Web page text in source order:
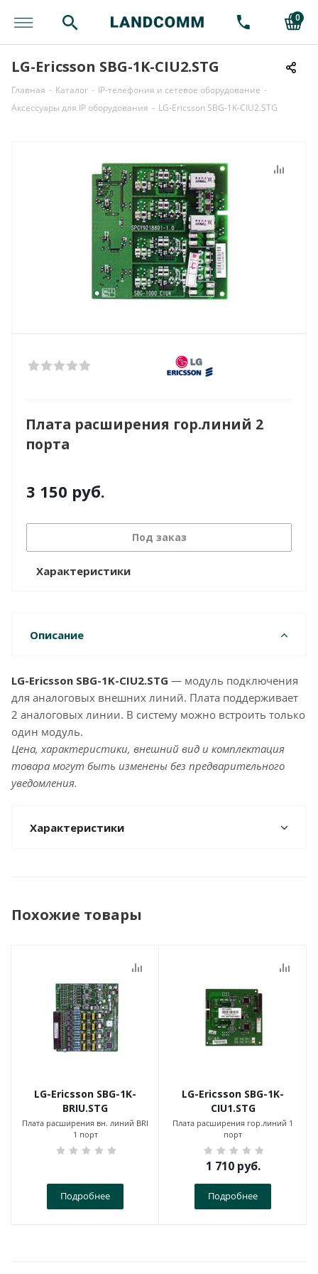
0
LG-Ericsson SBG-1K-CIU2.STG
Главная - Каталог - IP-телефония и сетевое оборудование -
Аксессуары для IP оборудования - LG-Ericsson SBG-1K-CIU2.STG
Плата расширения гор.линий 2
порта
3 150 руб.
Под заказ
Характеристики
Описание
LG-Ericsson SBG-1K-CIU2.STG — модуль подключения
для аналоговых внешних линий. Плата поддерживает
2 аналоговых линии. В систему можно встроить только
один модуль.
Цена, характеристики, внешний вид и комплектация
товара могут быть изменены без предварительного
уведомления.
Характеристики
Похожие товары
LG-Ericsson SBG-1K-
BRIU.STG
Плата расширения вн. линий BRI
1 порт
Подробнее
LG-Ericsson SBG-1K-
CIU1.STG
Плата расширения гор.линий 1
порт
1 710руб.
Подробнее